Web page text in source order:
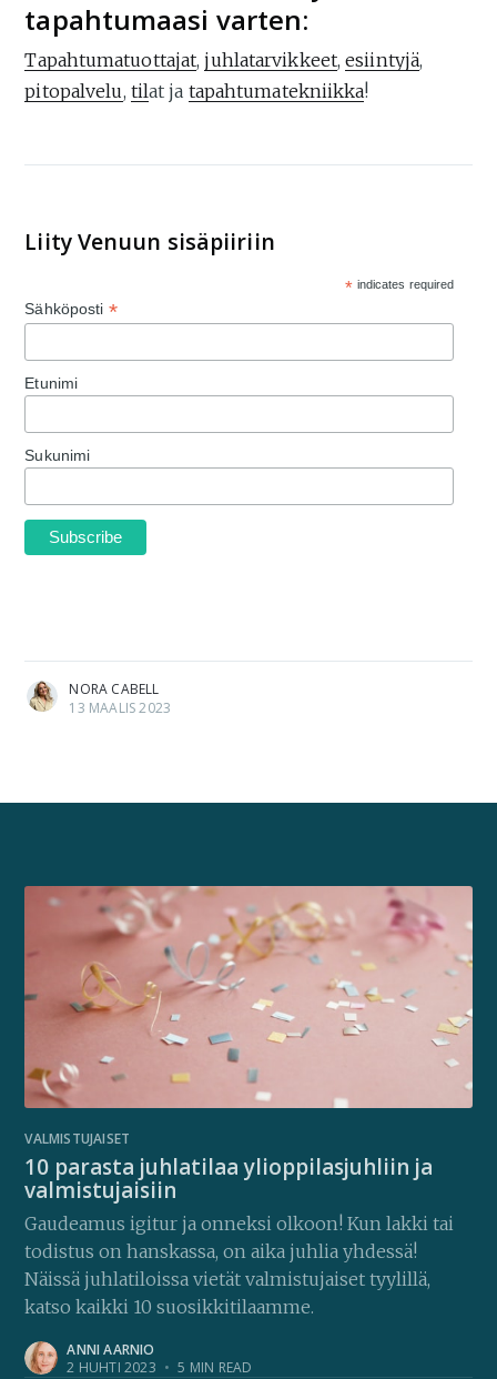
tapahtumaasi varten:
Tapahtumatuottajat,juhlatarvikkeet,esiintyjä,
pitopalvelu, tilat ja tapahtumatekniikka!
Liity Venuun sisäpiiriin
* indicates required
Sähköposti *
Etunimi
Sukunimi
NORA CABELL
13 MAALIS 2023
VALMISTUJAISET
10 parasta juhlatilaa ylioppilasjuhliin ja
valmistujaisiin
Gaudeamus igitur ja onneksi olkoon! Kun lakki tai
todistus on hanskassa, on aika juhlia yhdessä!
Näissä juhlatiloissa vietät valmistujaiset tyylillä,
katso kaikki 10 suosikkitilaamme.
ANNI AARNIO
2 HUHTI 2023 • 5 MIN READ